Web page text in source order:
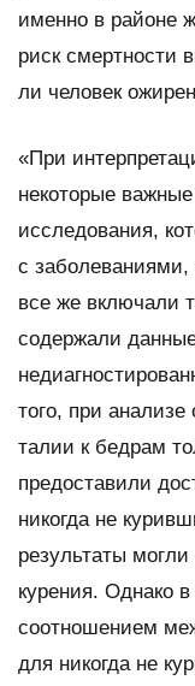
именно в районе
риск смертности
ли человек
«При
некоторые
исследования,
с заболеваниями,
все же включали
содержали
того, при
талии к бедрам
предоставили
никогда не
результаты
курения. Однако
соотношением
для никогда не